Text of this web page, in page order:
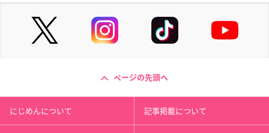
ページの先頭へ
にじめんについて 記事掲載について